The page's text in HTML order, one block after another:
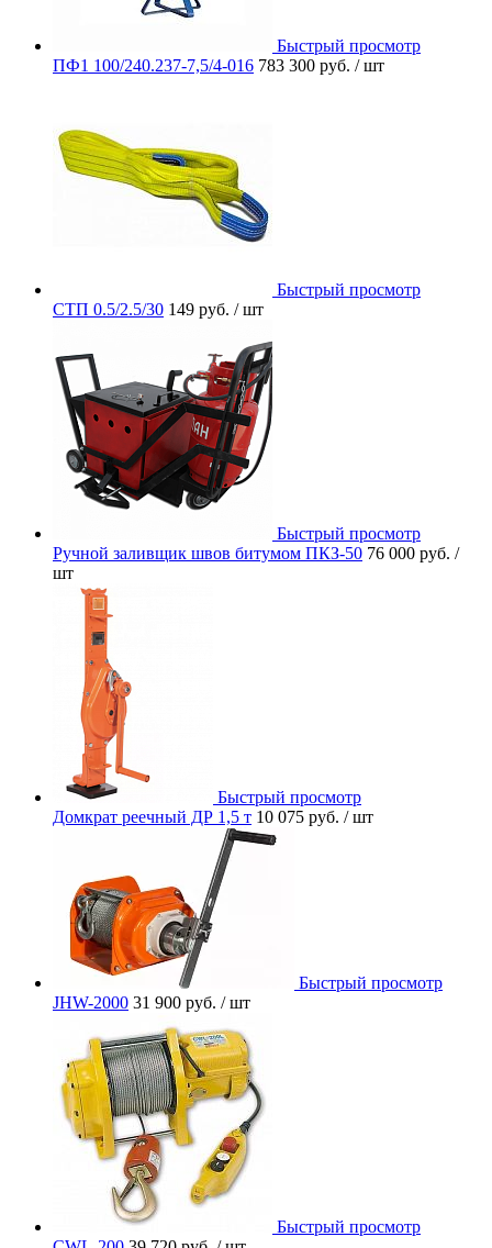
Быстрый просмотр
ПФ1 100/240.237-7,5/4-016 783 300 руб. / шт
Быстрый просмотр
СТП 0.5/2.5/30 149 руб. / шт
Быстрый просмотр
Ручной заливщик швов битумом ПКЗ-50 76 000 руб. /
шт
Быстрый просмотр
Домкрат реечный ДР 1,5 т 10 075 руб. / шт
Быстрый просмотр
JHW-2000 31 900 руб. / шт
Быстрый просмотр